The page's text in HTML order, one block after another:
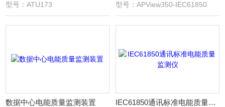
型号：ATU173 型号：APView350-IEC61850
数据中心电能质量监测装置 IEC61850通讯标准电能质量监测仪